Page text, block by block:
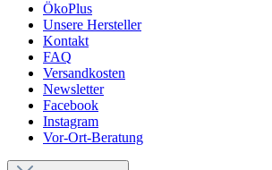
ÖkoPlus
Unsere Hersteller
Kontakt
FAQ
Versandkosten
Newsletter
Facebook
Instagram
Vor-Ort-Beratung